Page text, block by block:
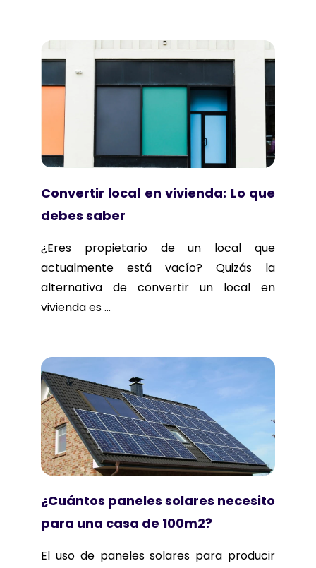
Convertir local en vivienda: Lo que
debes saber
¿Eres propietario de un local que
actualmente está vacío? Quizás la
alternativa de convertir un local en
vivienda es ...
¿Cuántos paneles solares necesito
para una casa de 100m2?
El uso de paneles solares para producir